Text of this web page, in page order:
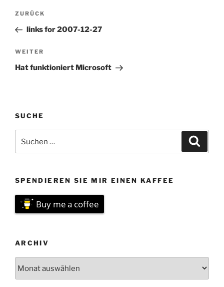
Beitragsnavigation
Vorheriger
Beitrag
ZURÜCK
links for 2007-12-27
Nächster
Beitrag
WEITER
Hat funktioniert Microsoft
SUCHE
nach:
SPENDIEREN SIE MIR EINEN KAFFEE
Buy me a coffee
ARCHIV